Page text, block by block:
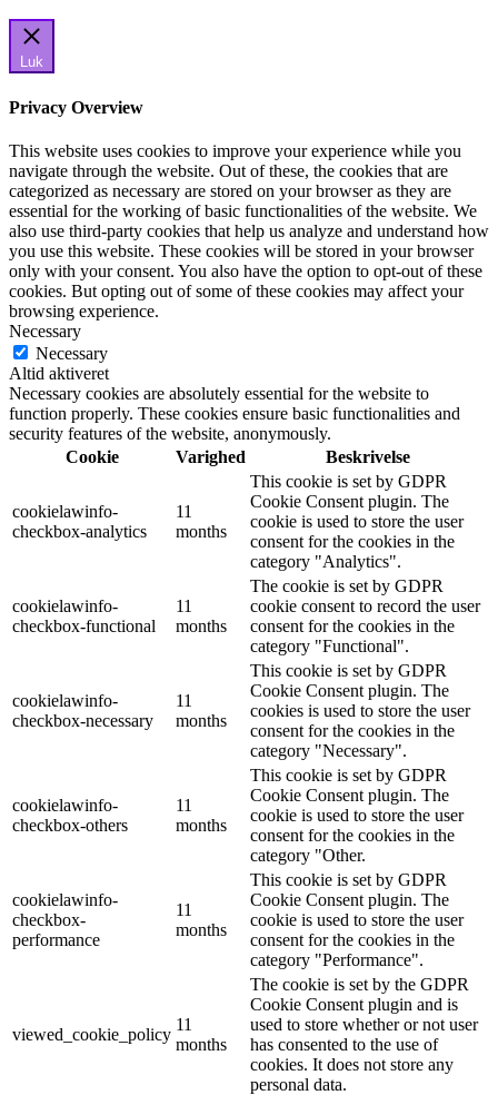
Luk
Privacy Overview
This website uses cookies to improve your experience while you
navigate through the website. Out of these, the cookies that are
categorized as necessary are stored on your browser as they are
essential for the working of basic functionalities of the website. We
also use third-party cookies that help us analyze and understand how
you use this website. These cookies will be stored in your browser
only with your consent. You also have the option to opt-out of these
cookies. But opting out of some of these cookies may affect your
browsing experience.
Necessary
Necessary
Altid aktiveret
Necessary cookies are absolutely essential for the website to
function properly. These cookies ensure basic functionalities and
security features of the website, anonymously.
Cookie
Varighed Beskrivelse
cookielawinfo-
checkbox-analytics
11
months
This cookie is set by GDPR
Cookie Consent plugin. The
cookie is used to store the user
consent for the cookies in the
category "Analytics".
cookielawinfo-
checkbox-functional
11
months
The cookie is set by GDPR
cookie consent to record the user
consent for the cookies in the
category "Functional".
cookielawinfo-
checkbox-necessary
11
months
This cookie is set by GDPR
Cookie Consent plugin. The
cookies is used to store the user
consent for the cookies in the
category "Necessary".
cookielawinfo-
checkbox-others
11
months
This cookie is set by GDPR
Cookie Consent plugin. The
cookie is used to store the user
consent for the cookies in the
category "Other.
cookielawinfo-
checkbox-
performance
11
months
This cookie is set by GDPR
Cookie Consent plugin. The
cookie is used to store the user
consent for the cookies in the
category "Performance".
viewed_cookie_policy
11
months
The cookie is set by the GDPR
Cookie Consent plugin and is
used to store whether or not user
has consented to the use of
cookies. It does not store any
personal data.